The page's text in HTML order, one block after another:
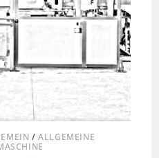
/ALLGEMEINE